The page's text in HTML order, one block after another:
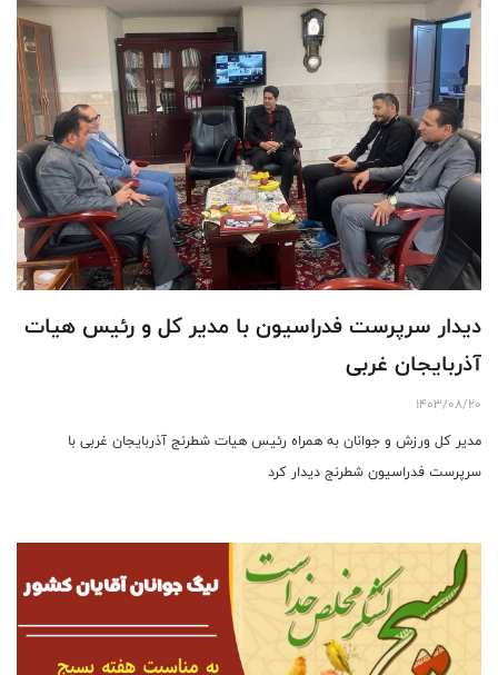
دیدار سرپرست فدراسیون با مدیر کل و رئیس هیات
آذربایجان غربی
1403/08/20
مدیر کل ورزش و جوانان به همراه رئیس هیات شطرنج آذربایجان غربی با
سرپرست فدراسیون شطرنج دیدار کرد